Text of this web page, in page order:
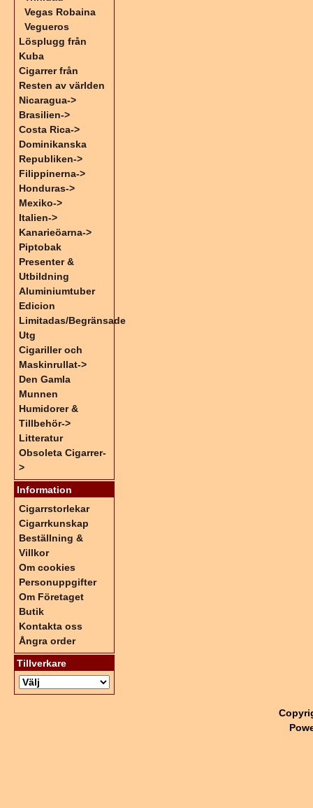
Vegas Robaina
Vegueros
Lösplugg från
Kuba
Cigarrer från
Resten av världen
Nicaragua->
Brasilien->
Costa Rica->
Dominikanska
Republiken->
Filippinerna->
Honduras->
Mexiko->
Italien->
Kanarieöarna->
Piptobak
Presenter &
Utbildning
Aluminiumtuber
Edicion
Limitadas/Begränsade
Utg
Cigariller och
Maskinrullat->
Den Gamla
Munnen
Humidorer &
Tillbehör->
Litteratur
Obsoleta Cigarrer-
>
Information
Cigarrstorlekar
Cigarrkunskap
Beställning &
Villkor
Om cookies
Personuppgifter
Om Företaget
Butik
Kontakta oss
Ångra order
Tillverkare